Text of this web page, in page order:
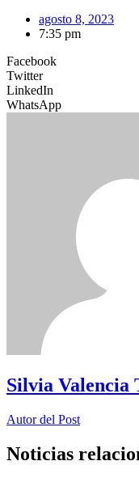
agosto 8, 2023
7:35 pm
Facebook
Twitter
LinkedIn
WhatsApp
Silvia Valencia
Autor del Post
Noticias